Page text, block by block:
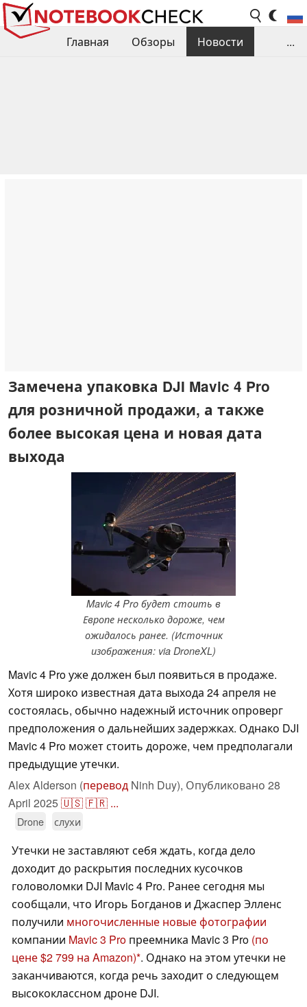
Главная Обзоры
Новости
...
Замечена упаковка DJI Mavic 4 Pro
для розничной продажи, а также
более высокая цена и новая дата
выхода
Mavic 4 Pro будет стоить в
Европе несколько дороже, чем
ожидалось ранее. (Источник
изображения: via DroneXL)
Mavic 4 Pro уже должен был появиться в продаже.
Хотя широко известная дата выхода 24 апреля не
состоялась, обычно надежный источник опроверг
предположения о дальнейших задержках. Однако DJI
Mavic 4 Pro может стоить дороже, чем предполагали
предыдущие утечки.
Alex Alderson (перевод Ninh Duy), Опубликовано 28
April 2025🇺🇸🇫🇷 ...
Drone слухи
Утечки не заставляют себя ждать, когда дело
доходит до раскрытия последних кусочков
головоломки DJI Mavic 4 Pro. Ранее сегодня мы
сообщали, что Игорь Богданов и Джаспер Элленс
получили многочисленные новые фотографии
компании Mavic 3 Pro преемника Mavic 3 Pro (по
цене $2 799 на Amazon) . Однако на этом утечки не
заканчиваются, когда речь заходит о следующем
высококлассном дроне DJI.